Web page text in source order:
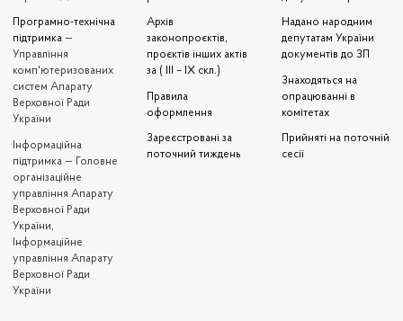
Програмно-технічна
підтримка —
Управління
комп'ютеризованих
систем Апарату
Верховної Ради
України
Iнформаційна
підтримка — Головне
організаційне
управління Апарату
Верховної Ради
України,
Інформаційне
управління Апарату
Верховної Ради
України
Архів
законопроєктів,
проєктів інших актів
за ( III – IX скл.)
Правила
оформлення
Зареєстровані за
поточний тиждень
Надано народним
депутатам України
документів до ЗП
Знаходяться на
опрацюванні в
комітетах
Прийняті на поточній
сесії